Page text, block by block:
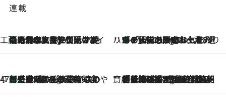
連載
工藤まやのおもてなしハワイ
8 Hours Ago
【ハワイ土産】ローカルの絶大な支持で復活！ 絶品の幻クッキー《元ファンの日本人女性が受け継いだ名店》 ハワイ賢者 リサのお気に入りリスト8 Hours Ago
あの伝説の限定トートも！ リニューアルした「ディーン＆デルーカ ハワイ」で必須のお土産8選
47都道府県の手みやげ ひんやりスイーツで夏を満喫
8 Hours Ago
【三重県】この夏絶対食べたい 冷やしておいしいおやつ3選 お餅×アイスの新感覚スイーツ 齋藤 薫 美容脳ルネサンス
8 Hours Ago
「荷物が増えるほど旅ストレスは増す」美容ジャーナリストがたどり着いた最終結論。“化粧品を劇的に減らす”感動の凝縮美容とは